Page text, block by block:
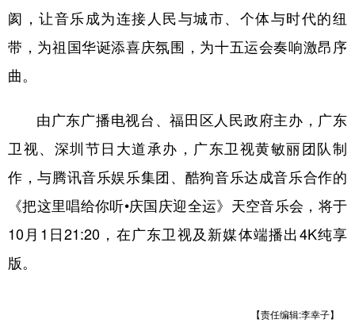
阂，让音乐成为连接人民与城市、个体与时代的纽
带，为祖国华诞添喜庆氛围，为十五运会奏响激昂序
曲。
由广东广播电视台、福田区人民政府主办，广东
卫视、深圳节日大道承办，广东卫视黄敏丽团队制
作，与腾讯音乐娱乐集团、酷狗音乐达成音乐合作的
《把这里唱给你听•庆国庆迎全运》天空音乐会，将于
10月1日21:20，在广东卫视及新媒体端播出4K纯享
版。
【责任编辑:李幸子】